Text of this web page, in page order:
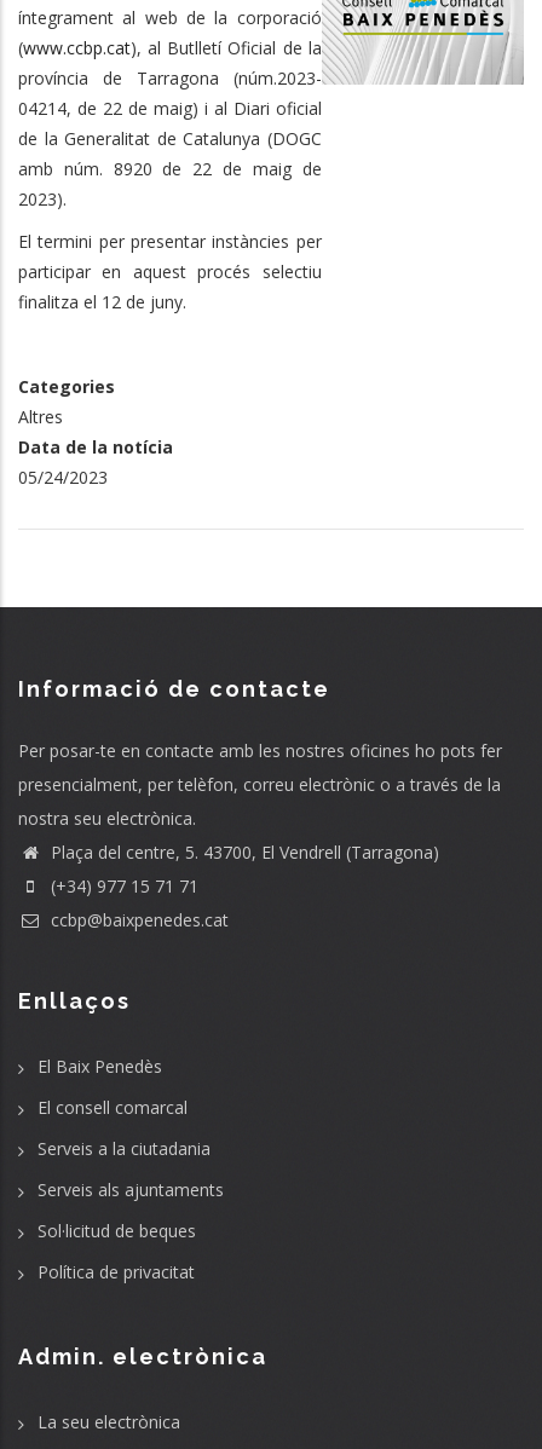
íntegrament al web de la corporació
(www.ccbp.cat), al Butlletí Oficial de la
província de Tarragona (núm.2023-
04214, de 22 de maig) i al Diari oficial
de la Generalitat de Catalunya (DOGC
amb núm. 8920 de 22 de maig de
2023).
El termini per presentar instàncies per
participar en aquest procés selectiu
finalitza el 12 de juny.
Categories
Altres
Data de la notícia
05/24/2023
Informació de contacte
Per posar-te en contacte amb les nostres oficines ho pots fer
presencialment, per telèfon, correu electrònic o a través de la
nostra seu electrònica.
Plaça del centre, 5. 43700, El Vendrell (Tarragona)
(+34) 977 15 71 71
ccbp@baixpenedes.cat
Enllaços
El Baix Penedès
El consell comarcal
Serveis a la ciutadania
Serveis als ajuntaments
Sol·licitud de beques
Política de privacitat
Admin. electrònica
La seu electrònica